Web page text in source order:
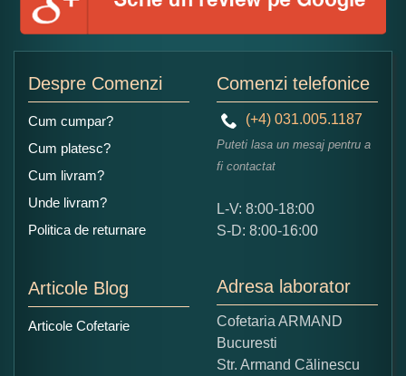
Ce nota acordati acestui produs?
5
Copiati alaturi numarul din imagine:
Despre Comenzi
Cum cumpar?
Cum platesc?
Cum livram?
Unde livram?
Politica de returnare
Articole Blog
Articole Cofetarie
Comenzi telefonice
(+4) 031.005.1187
Puteti lasa un mesaj pentru a
fi contactat
L-V: 8:00-18:00
S-D: 8:00-16:00
Adresa laborator
Cofetaria ARMAND
Bucuresti
Str. Armand Călinescu